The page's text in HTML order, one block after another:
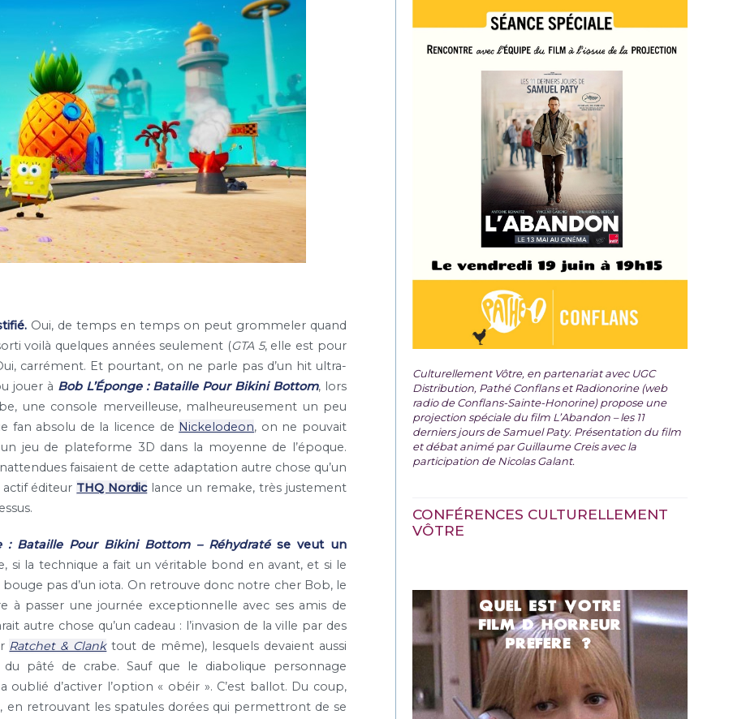
Oui, de temps en temps on peut grommeler quand
voilà quelques années seulement (GTA 5, elle est pour
carrément. Et pourtant, on ne parle pas d’un hit ultra-
jouer à Bob L’Éponge : Bataille Pour Bikini Bottom, lors
une console merveilleuse, malheureusement un peu
fan absolu de la licence de Nickelodeon, on ne pouvait
jeu de plateforme 3D dans la moyenne de l’époque.
faisaient de cette adaptation autre chose qu’un
éditeur THQ Nordiclance un remake, très justement
: Bataille Pour Bikini Bottom – Réhydratése veut un
si la technique a fait un véritable bond en avant, et si le
pas d’un iota. On retrouve donc notre cher Bob, le
à passer une journée exceptionnelle avec ses amis de
autre chose qu’un cadeau : l’invasion de la ville par des
Ratchet & Clanktout de même), lesquels devaient aussi
pâté de crabe. Sauf que le diabolique personnage
oublié d’activer l’option « obéir ». C’est ballot. Du coup,
en retrouvant les spatules dorées qui permettront de se
Culturellement Vôtre, en partenariat avec UGC
Distribution, Pathé Conflans et Radionorine (web
radio de Conflans-Sainte-Honorine) propose une
projection spéciale du film L’Abandon – les 11
derniers jours de Samuel Paty. Présentation du film
et débat animé par Guillaume Creis avec la
participation de Nicolas Galant.
CONFÉRENCES CULTURELLEMENT
VÔTRE